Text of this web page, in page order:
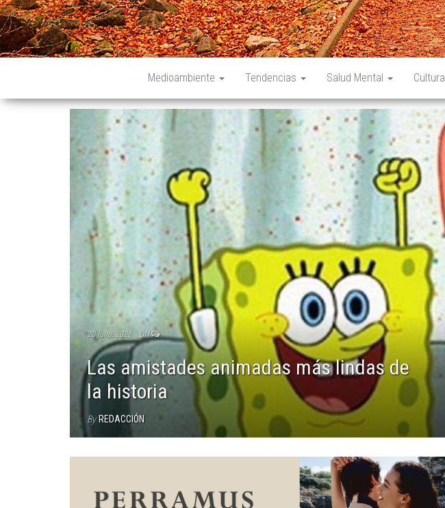
Medioambiente Tendencias Salud Mental Cultura
20 julio, 2026 Off
Las amistades animadas más lindas de
la historia
By REDACCIÓN